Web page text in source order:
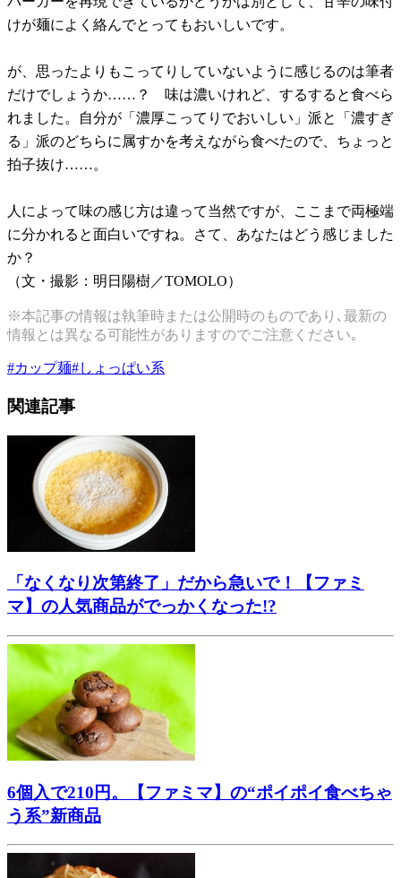
けが麺によく絡んでとってもおいしいです。
が、思ったよりもこってりしていないように感じるのは筆者
だけでしょうか……？ 味は濃いけれど、するすると食べら
れました。自分が「濃厚こってりでおいしい」派と「濃すぎ
る」派のどちらに属すかを考えながら食べたので、ちょっと
拍子抜け……。
人によって味の感じ方は違って当然ですが、ここまで両極端
に分かれると面白いですね。さて、あなたはどう感じました
か？
（文・撮影：明日陽樹／TOMOLO）
※本記事の情報は執筆時または公開時のものであり､最新の
情報とは異なる可能性がありますのでご注意ください｡
#カップ麺#しょっぱい系
関連記事
「なくなり次第終了」だから急いで！【ファミ
マ】の人気商品がでっかくなった!?
6個入で210円。【ファミマ】の“ポイポイ食べちゃ
う系”新商品